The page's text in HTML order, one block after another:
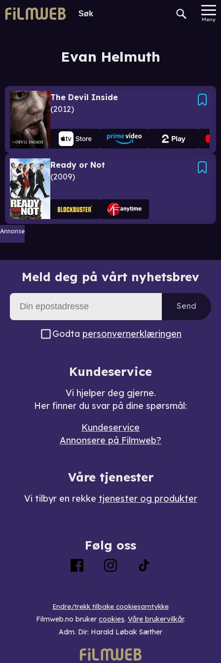
Meny
Evan Helmuth
The Devil Inside
2012
Ready or Not
2009
Annonse
Meld deg på vårt nyhetsbrev
Send
Godta personvernerklæringen
Kundeservice
Vi hjelper deg gjerne.
Her finner du svar på dine spørsmål:
Kundeservice
Annonsere på Filmweb?
Våre tjenester
Vi tilbyr en rekke tjenester og produkter
Følg oss
Endre/trekk tilbake cookiesamtykke
Filmweb.no bruker cookies. Våre brukervilkår.
Adm. Dir: Harald Løbak Sæther